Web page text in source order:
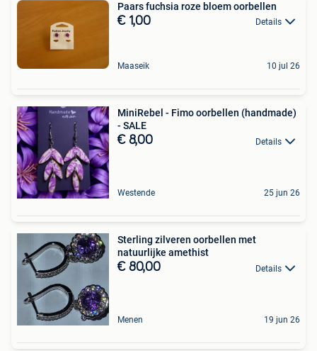
Paars fuchsia roze bloem oorbellen
€ 1,00 Details
Maaseik 10 jul 26
MiniRebel - Fimo oorbellen (handmade)
- SALE
€ 8,00 Details
Westende 25 jun 26
Sterling zilveren oorbellen met
natuurlijke amethist
€ 80,00 Details
Menen 19 jun 26